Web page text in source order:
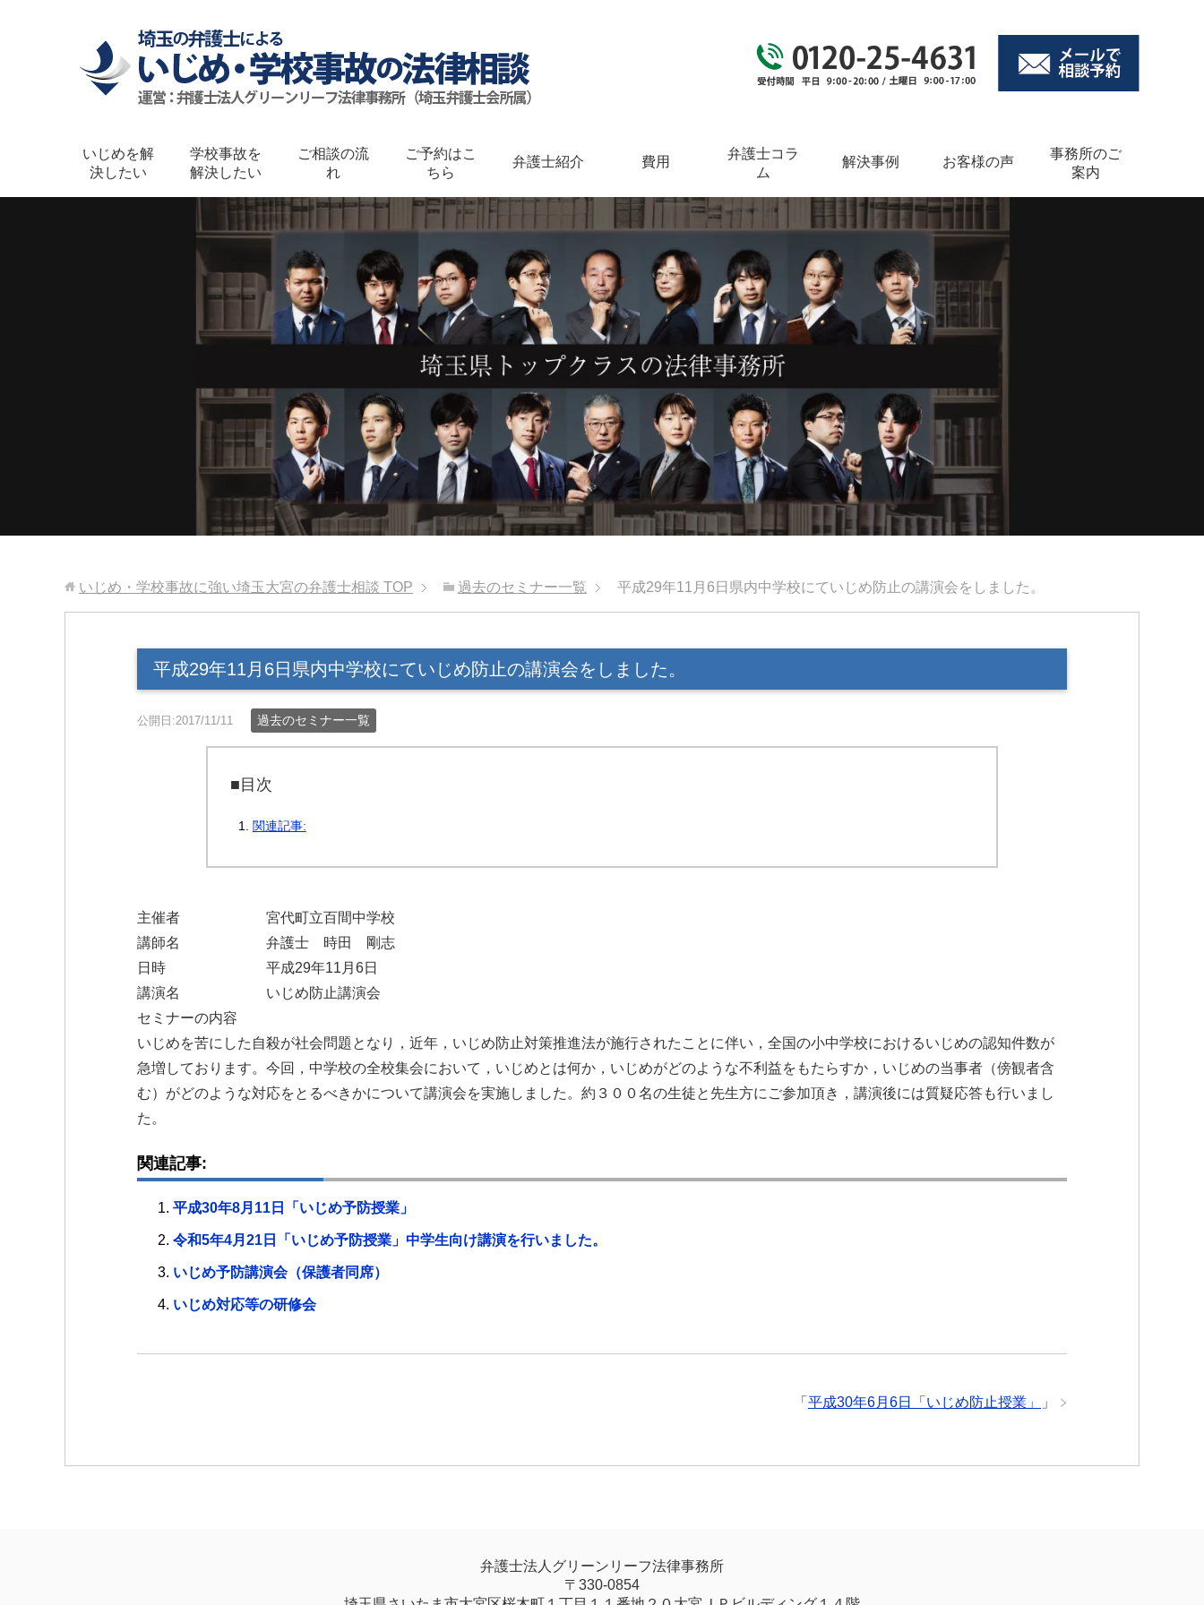
いじめを解
決したい
学校事故を
解決したい
ご相談の流
れ
ご予約はこ
ちら
弁護士紹介 費用
弁護士コラ
ム
解決事例 お客様の声
事務所のご
案内
いじめ・学校事故に強い埼玉大宮の弁護士相談 TOP 過去のセミナー一覧 平成29年11月6日県内中学校にていじめ防止の講演会をしました。
平成29年11月6日県内中学校にていじめ防止の講演会をしました。
公開日:2017/11/11 過去のセミナー一覧
■目次
関連記事:
主催者 宮代町立百間中学校
講師名 弁護士 時田 剛志
日時 平成29年11月6日
講演名 いじめ防止講演会
セミナーの内容
いじめを苦にした自殺が社会問題となり，近年，いじめ防止対策推進法が施行されたことに伴い，全国の小中学校におけるいじめの認知件数が
急増しております。今回，中学校の全校集会において，いじめとは何か，いじめがどのような不利益をもたらすか，いじめの当事者（傍観者含
む）がどのような対応をとるべきかについて講演会を実施しました。約３００名の生徒と先生方にご参加頂き，講演後には質疑応答も行いまし
た。
関連記事:
平成30年8月11日「いじめ予防授業」
令和5年4月21日「いじめ予防授業」中学生向け講演を行いました。
いじめ予防講演会（保護者同席）
いじめ対応等の研修会
「 平成30年6月6日「いじめ防止授業」 」
弁護士法人グリーンリーフ法律事務所
〒330-0854